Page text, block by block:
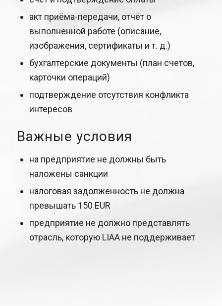
акт приёма-передачи, отчёт о
выполненной работе (описание,
изображения, сертификаты и т. д.)
бухгалтерские документы (план счетов,
карточки операций)
подтверждение отсутствия конфликта
интересов
Важные условия
на предприятие не должны быть
наложены санкции
налоговая задолженность не должна
превышать 150 EUR
предприятие не должно представлять
отрасль, которую LIAA не поддерживает